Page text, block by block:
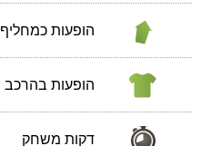
הופעות כמחליף
הופעות בהרכב
דקות משחק